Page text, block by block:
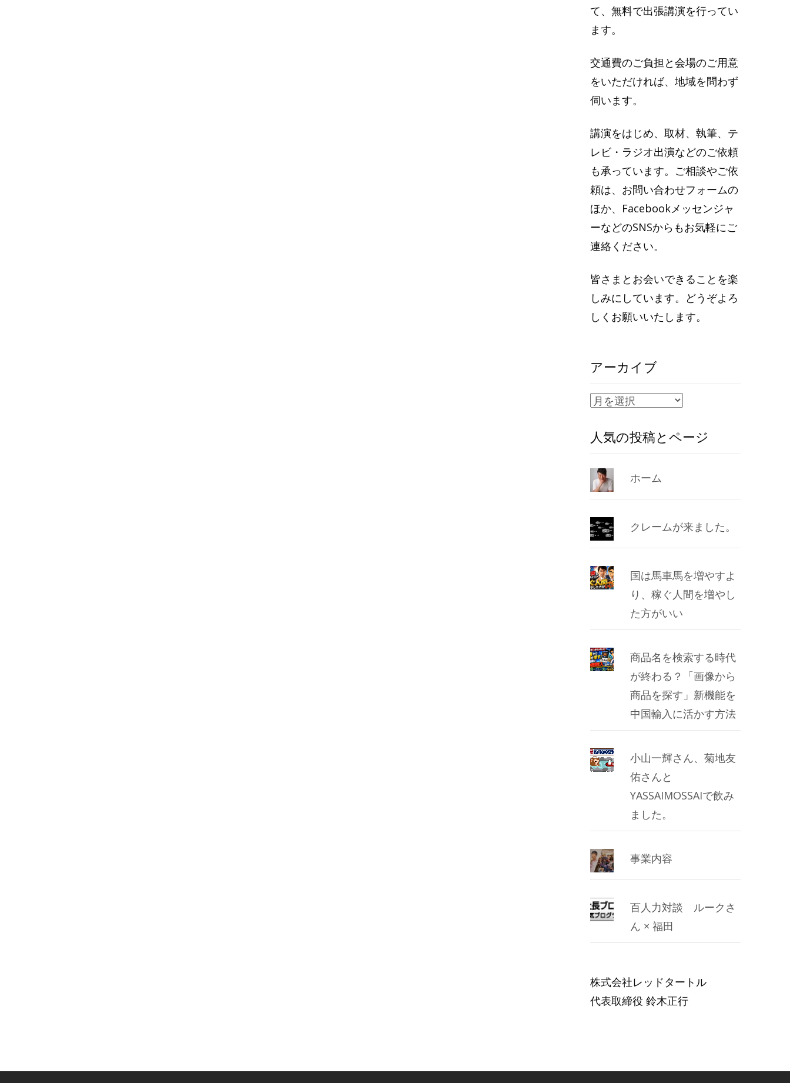
て、無料で出張講演を行ってい
ます。
交通費のご負担と会場のご用意
をいただければ、地域を問わず
伺います。
講演をはじめ、取材、執筆、テ
レビ・ラジオ出演などのご依頼
も承っています。ご相談やご依
頼は、お問い合わせフォームの
ほか、Facebookメッセンジャ
ーなどのSNSからもお気軽にご
連絡ください。
皆さまとお会いできることを楽
しみにしています。どうぞよろ
しくお願いいたします。
アーカイブ
ア
カ
イ
ブ
人気の投稿とページ
ホーム
クレームが来ました。
国は馬車馬を増やすよ
り、稼ぐ人間を増やし
た方がいい
商品名を検索する時代
が終わる？「画像から
商品を探す」新機能を
中国輸入に活かす方法
小山一輝さん、菊地友
佑さんと
YASSAIMOSSAIで飲み
ました。
事業内容
百人力対談 ルークさ
ん × 福田
株式会社レッドタートル
代表取締役 鈴木正行